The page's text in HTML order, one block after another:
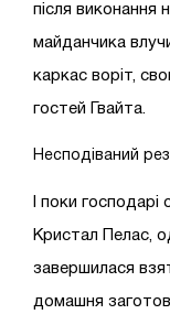
після
майданчика
каркас воріт,
гостей Гвайта.
Несподіваний
І поки
Кристал Пелас,
завершилася
домашня